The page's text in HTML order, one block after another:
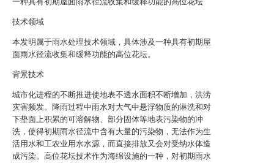
技术领域
本发明属于雨水处理技术领域，具体涉及一种具有初期屋
面雨水径流收集和缓释功能的高位花坛。
背景技术
城市化进程的不断推进使地表不透水面积不断增加，洪涝
灾害频发。降雨过程中雨水对大气中悬浮物质的淋洗和对
下垫面上积累的可溶解物、部分固体等地表污染物的冲
洗，使得初期雨水径流中含有大量的污染物，无法作为生
活用水和工农业用水水源，而直接排放又会对受纳水体造
成污染。高位花坛技术作为海绵设施的一种，对初期雨水